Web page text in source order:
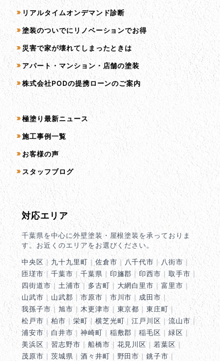
リアルタイムオンデマンド診断
塗装のついでにリノベーションでお得
災害で家が壊れてしまったときは
アパート・マンション・店舗の塗装
株式会社PODの提携ローンのご案内
コンテンツ一覧
極塗り最新ニュース
施工事例一覧
お客様の声
スタッフブログ
対応エリア
千葉県を中心に外壁塗装・屋根塗装を承っておりま
す。お近くのエリアをお選びください。
中央区 ｜ 九十九里町 ｜佐倉市 ｜ 八千代市 ｜ 八街市 ｜
匝瑳市｜ 千葉市｜千葉県 ｜ 印旛郡 ｜ 印西市 ｜取手市 ｜
四街道市｜ 土浦市｜ 多古町 ｜ 大網白里市 ｜富里市 ｜
山武市 ｜ 山武郡 ｜市原市 ｜ 市川市 ｜ 成田市｜
我孫子市｜ 旭市 ｜ 木更津市 ｜ 東京都 ｜東庄町 ｜
松戸市 ｜ 柏市｜ 栄町 ｜横芝光町 ｜江戸川区 ｜流山市｜
浦安市｜白井市｜ 神崎町 ｜ 稲敷郡 ｜稲毛区 ｜緑区 ｜
美浜区 ｜ 習志野市 ｜ 船橋市 ｜ 花見川区｜若葉区 ｜
茂原市 ｜ 茨城県 ｜ 酒々井町 ｜ 野田市 ｜銚子市 ｜